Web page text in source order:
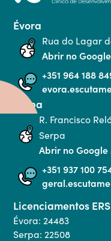
Évora
Rua do Lagar
Abrir no
+351 964 188
Serpa
R. Francisco
Serpa
Abrir no
+351 937 100
Licenciamentos ERS
Évora: 24483
Serpa: 22508